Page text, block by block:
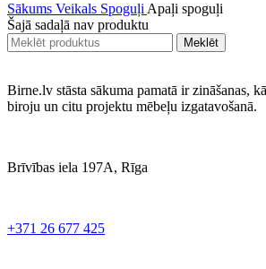
Sākums Veikals Spoguļi Apaļi spoguļi
Šajā sadaļā nav produktu
Meklēt
Birne.lv stāsta sākuma pamatā ir zināšanas,
biroju un citu projektu mēbeļu izgatavošanā.
Brīvības iela 197A, Rīga
+371 26 677 425